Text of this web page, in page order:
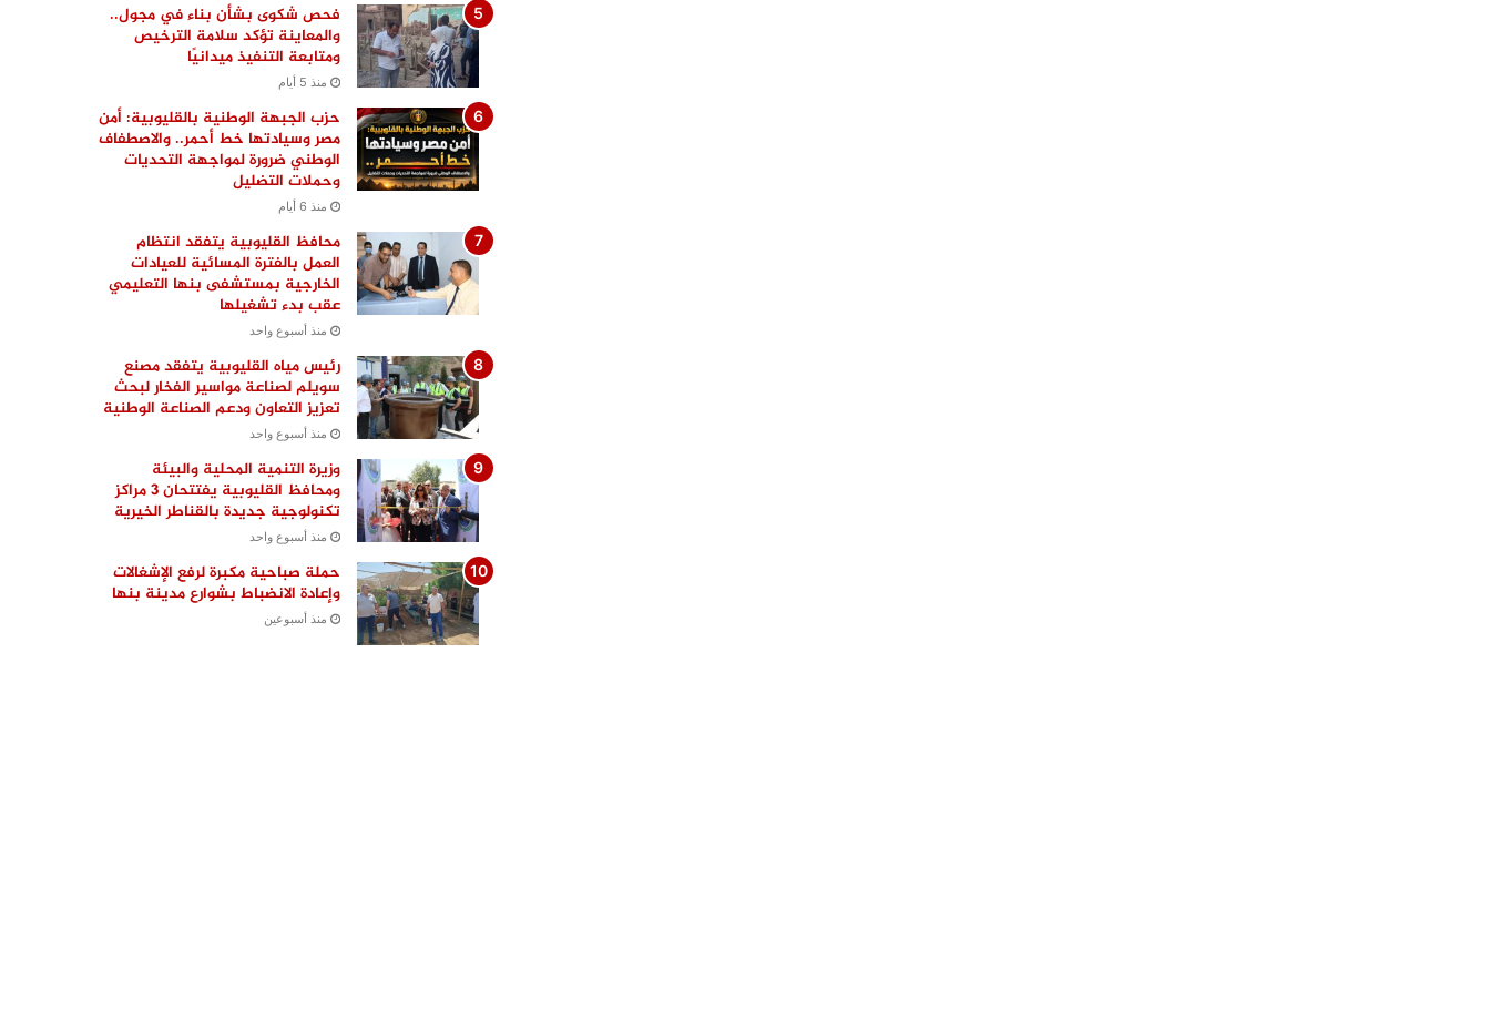
فحص شكوى بشأن بناء في مجول..
والمعاينة تؤكد سلامة الترخيص
ومتابعة التنفيذ ميدانيًا
منذ 5 أيام
حزب الجبهة الوطنية بالقليوبية: أمن
مصر وسيادتها خط أحمر.. والاصطفاف
الوطني ضرورة لمواجهة التحديات
وحملات التضليل
منذ 6 أيام
محافظ القليوبية يتفقد انتظام
العمل بالفترة المسائية للعيادات
الخارجية بمستشفى بنها التعليمي
عقب بدء تشغيلها
منذ أسبوع واحد
رئيس مياه القليوبية يتفقد مصنع
سويلم لصناعة مواسير الفخار لبحث
تعزيز التعاون ودعم الصناعة الوطنية
منذ أسبوع واحد
وزيرة التنمية المحلية والبيئة
ومحافظ القليوبية يفتتحان 3 مراكز
تكنولوجية جديدة بالقناطر الخيرية
منذ أسبوع واحد
حملة صباحية مكبرة لرفع الإشغالات
وإعادة الانضباط بشوارع مدينة بنها
منذ أسبوعين